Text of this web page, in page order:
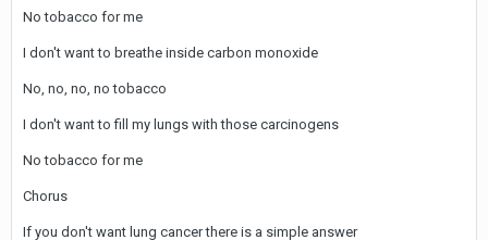
No tobacco for me
I don't want to breathe inside carbon monoxide
No, no, no, no tobacco
I don't want to fill my lungs with those carcinogens
No tobacco for me
Chorus
If you don't want lung cancer there is a simple answer